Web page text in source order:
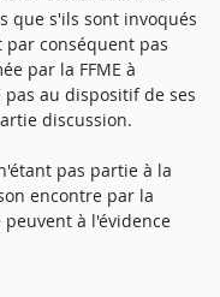
que s'ils sont invoqués
par conséquent pas
par la FFME à
au dispositif de ses
discussion.
pas partie à la
encontre par la
peuvent à l'évidence